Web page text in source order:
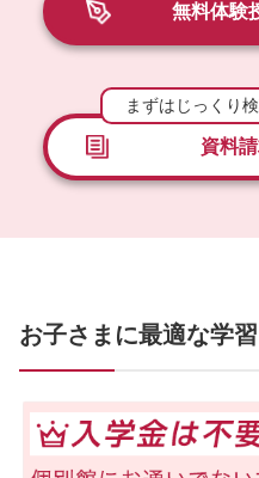
無料体験
まずはじっくり
資料
お子さまに最適な学